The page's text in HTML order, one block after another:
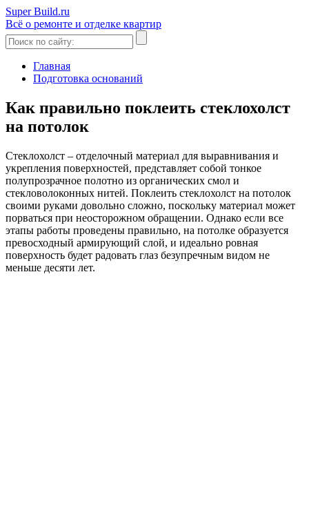
Super Build.ru
Всё о ремонте и отделке квартир
Главная
Подготовка оснований
Как правильно поклеить стеклохолст
на потолок
Стеклохолст – отделочный материал для выравнивания и
укрепления поверхностей, представляет собой тонкое
полупрозрачное полотно из органических смол и
стекловолоконных нитей. Поклеить стеклохолст на потолок
своими руками довольно сложно, поскольку материал может
порваться при неосторожном обращении. Однако если все
этапы работы проведены правильно, на потолке образуется
превосходный армирующий слой, и идеально ровная
поверхность будет радовать глаз безупречным видом не
меньше десяти лет.